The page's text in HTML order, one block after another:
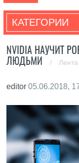
КАТЕГОРИИ
NVIDIA НАУЧИТ
ЛЮДЬМИ
/
editor 05.06.2018,